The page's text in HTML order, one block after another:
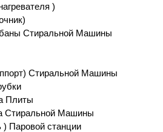
)
Стиральной Машины
Стиральной Машины
Плиты
Стиральной Машины
) Паровой станции